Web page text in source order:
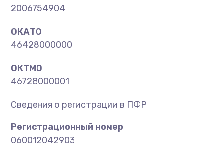
2006754904
ОКАТО
46428000000
ОКТМО
46728000001
Сведения о регистрации в ПФР
Регистрационный номер
060012042903